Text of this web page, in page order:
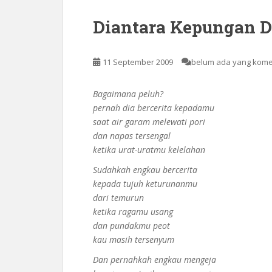
Diantara Kepungan
11 September 2009 belum ada yang
Bagaimana peluh?
pernah dia bercerita kepadamu
saat air garam melewati pori
dan napas tersengal
ketika urat-uratmu kelelahan
Sudahkah engkau bercerita
kepada tujuh keturunanmu
dari temurun
ketika ragamu usang
dan pundakmu peot
kau masih tersenyum
Dan pernahkah engkau mengeja